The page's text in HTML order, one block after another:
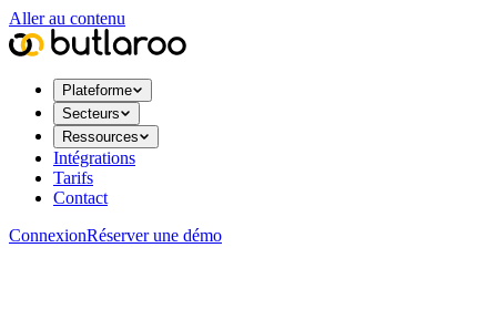
Aller au contenu
Plateforme
Secteurs
Ressources
Intégrations
Tarifs
Contact
ConnexionRéserver une démo